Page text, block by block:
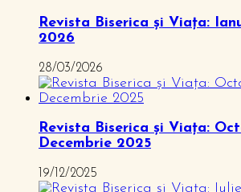
Revista Biserica și Viața:
2026
28/03/2026
Revista Biserica și Viața:
Decembrie 2025
19/12/2025